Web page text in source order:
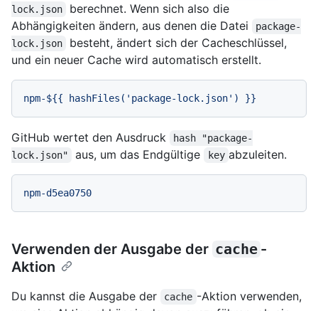
lock.json
berechnet. Wenn sich also die
Abhängigkeiten ändern, aus denen die Datei
package-
lock.json
besteht, ändert sich der Cacheschlüssel,
und ein neuer Cache wird automatisch erstellt.
npm-${{ hashFiles('package-lock.json') }}
GitHub wertet den Ausdruck
hash "package-
lock.json"
aus, um das Endgültige key abzuleiten.
npm-d5ea0750
Verwenden der Ausgabe der cache -
Aktion
Du kannst die Ausgabe der cache -Aktion verwenden,